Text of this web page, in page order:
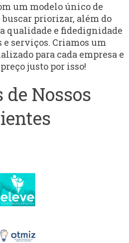
um modelo único de
priorizar, além do
qualidade e fidedignidade
e serviços. Criamos um
para cada empresa e
justo por isso!
Nossos